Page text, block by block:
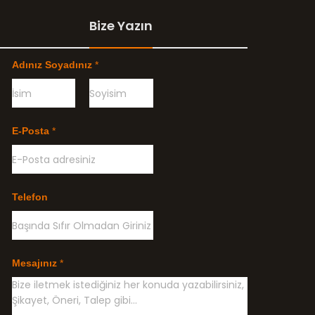
Bize Yazın
Adınız Soyadınız *
c
e
l
l
e
e
n
E-Posta *
Telefon
Mesajınız *